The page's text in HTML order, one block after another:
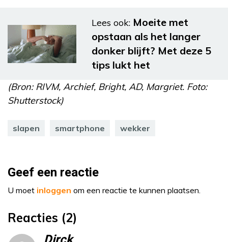
Lees ook: Moeite met
opstaan als het langer
donker blijft? Met deze 5
tips lukt het
(Bron: RIVM, Archief, Bright, AD, Margriet. Foto:
Shutterstock)
slapen smartphone wekker
Geef een reactie
U moet inloggen om een reactie te kunnen plaatsen.
Reacties (2)